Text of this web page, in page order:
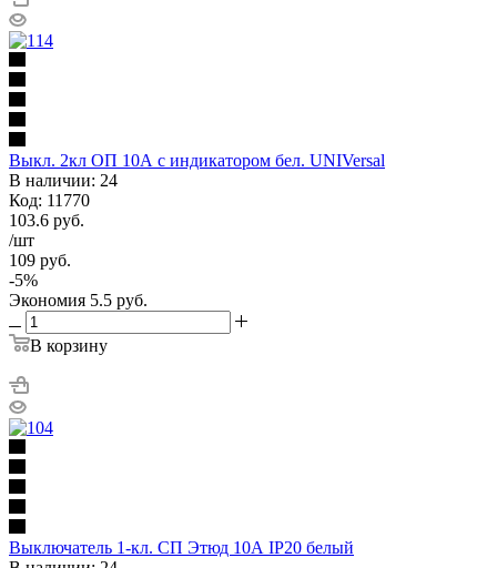
Выкл. 2кл ОП 10А с индикатором бел. UNIVersal
В наличии: 24
Код: 11770
103.6 руб.
/шт
109 руб.
-5%
Экономия 5.5 руб.
В корзину
Выключатель 1-кл. СП Этюд 10А IP20 белый